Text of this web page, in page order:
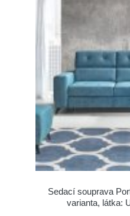
Sedací souprava
varianta, látka: